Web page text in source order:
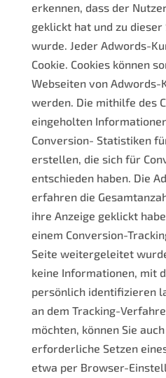
erkennen, dass der
geklickt hat und zu
wurde. Jeder Adwords-
Cookie. Cookies können
Webseiten von
werden. Die mithilfe des
eingeholten
Conversion- Statistiken
erstellen, die sich für
entschieden haben. Die
erfahren die
ihre Anzeige geklickt
einem Conversion-
Seite weitergeleitet
keine Informationen, mit
persönlich identifizieren
an dem Tracking-
möchten, können Sie
erforderliche Setzen
etwa per Browser-